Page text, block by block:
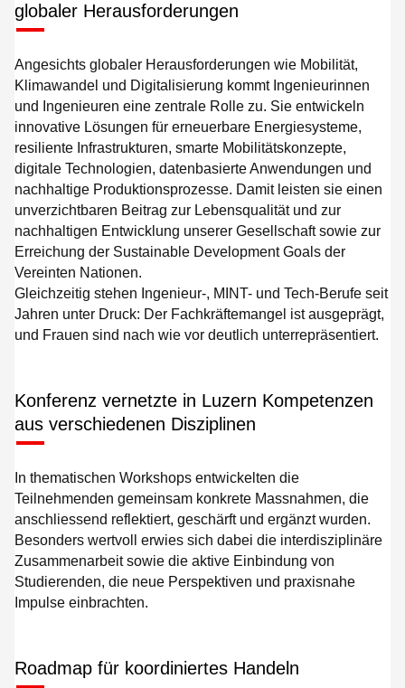
globaler Herausforderungen
Angesichts globaler Herausforderungen wie Mobilität,
Klimawandel und Digitalisierung kommt Ingenieurinnen
und Ingenieuren eine zentrale Rolle zu. Sie entwickeln
innovative Lösungen für erneuerbare Energiesysteme,
resiliente Infrastrukturen, smarte Mobilitätskonzepte,
digitale Technologien, datenbasierte Anwendungen und
nachhaltige Produktionsprozesse. Damit leisten sie einen
unverzichtbaren Beitrag zur Lebensqualität und zur
nachhaltigen Entwicklung unserer Gesellschaft sowie zur
Erreichung der Sustainable Development Goals der
Vereinten Nationen.
Gleichzeitig stehen Ingenieur-, MINT- und Tech-Berufe seit
Jahren unter Druck: Der Fachkräftemangel ist ausgeprägt,
und Frauen sind nach wie vor deutlich unterrepräsentiert.
Konferenz vernetzte in Luzern Kompetenzen
aus verschiedenen Disziplinen
In thematischen Workshops entwickelten die
Teilnehmenden gemeinsam konkrete Massnahmen, die
anschliessend reflektiert, geschärft und ergänzt wurden.
Besonders wertvoll erwies sich dabei die interdisziplinäre
Zusammenarbeit sowie die aktive Einbindung von
Studierenden, die neue Perspektiven und praxisnahe
Impulse einbrachten.
Roadmap für koordiniertes Handeln